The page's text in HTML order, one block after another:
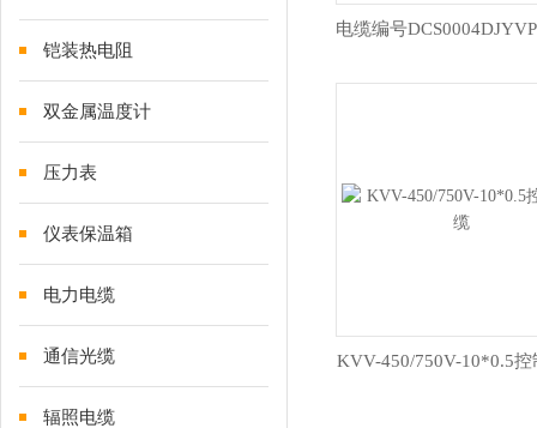
铠装热电阻
双金属温度计
压力表
仪表保温箱
电力电缆
通信光缆
辐照电缆
KVV-450/750V-10*0.5控